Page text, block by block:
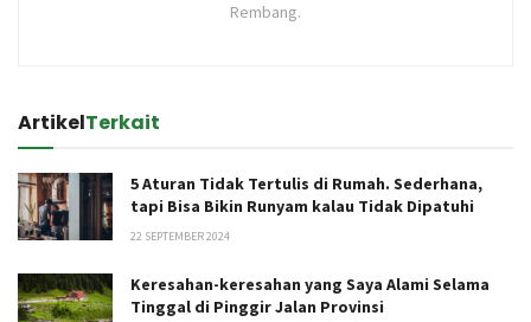
Rembang.
ArtikelTerkait
5 Aturan Tidak Tertulis di Rumah. Sederhana,
tapi Bisa Bikin Runyam kalau Tidak Dipatuhi
22 SEPTEMBER 2024
Keresahan-keresahan yang Saya Alami Selama
Tinggal di Pinggir Jalan Provinsi